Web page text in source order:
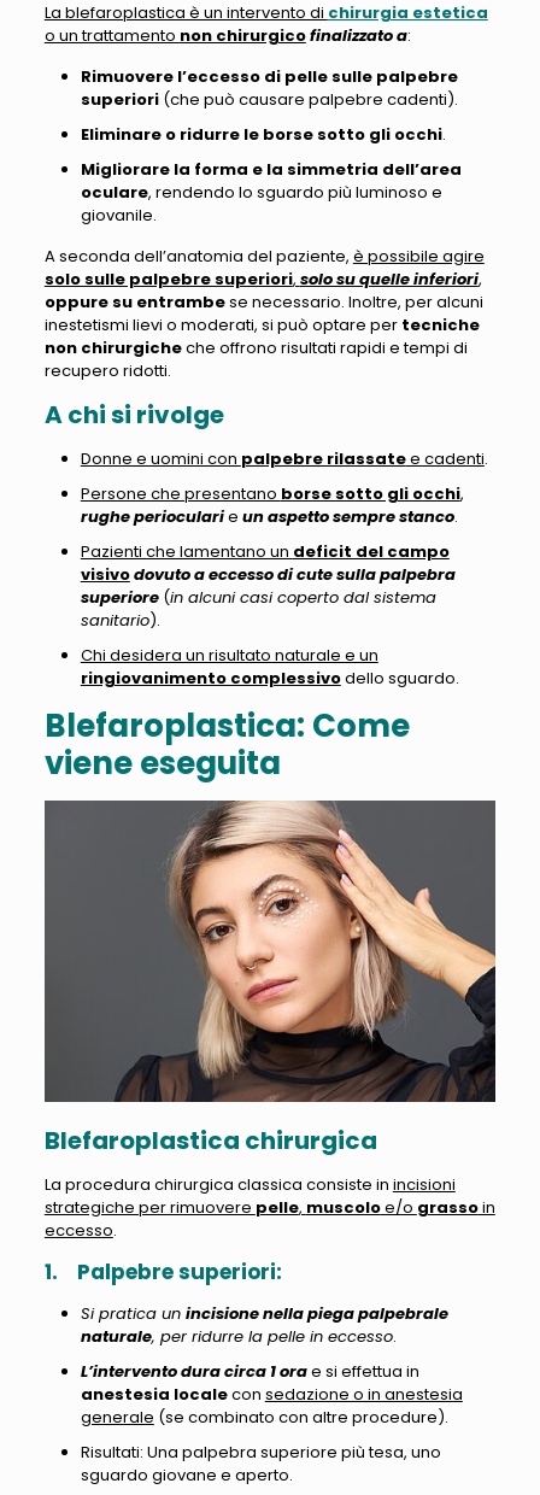
La blefaroplastica è un intervento di chirurgia estetica
o un trattamento non chirurgicofinalizzato a:
Rimuovere l’eccesso di pelle sulle palpebre
superiori(che può causare palpebre cadenti).
Eliminare o ridurre le borse sotto gli occhi.
Migliorare la forma e la simmetria dell’area
oculare, rendendo lo sguardo più luminoso e
giovanile.
A seconda dell’anatomia del paziente, è possibile agire
solo sulle palpebre superiori, solo su quelle inferiori,
oppure su entrambese necessario. Inoltre, per alcuni
inestetismi lievi o moderati, si può optare per tecniche
non chirurgicheche offrono risultati rapidi e tempi di
recupero ridotti.
A chi si rivolge
Donne e uomini con palpebre rilassatee cadenti.
Persone che presentano borse sotto gli occhi,
rughe periocularie un aspetto sempre stanco.
Pazienti che lamentano un deficit del campo
visivodovuto a eccesso di cute sulla palpebra
superiore(in alcuni casi coperto dal sistema
sanitario).
Chi desidera un risultato naturale e un
ringiovanimento complessivodello sguardo.
Blefaroplastica: Come
viene eseguita
Blefaroplastica chirurgica
La procedura chirurgica classica consiste in incisioni
strategiche per rimuovere pelle, muscoloe/o grassoin
eccesso.
1. Palpebre superiori:
Si pratica un incisione nella piega palpebrale
naturale, per ridurre la pelle in eccesso.
L’intervento dura circa 1 orae si effettua in
anestesia localecon sedazione o in anestesia
generale (se combinato con altre procedure).
Risultati: Una palpebra superiore più tesa, uno
sguardo giovane e aperto.